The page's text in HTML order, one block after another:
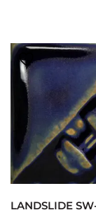
LANDSLIDE